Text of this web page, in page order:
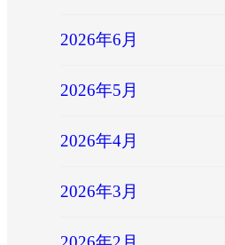
2026年6月
2026年5月
2026年4月
2026年3月